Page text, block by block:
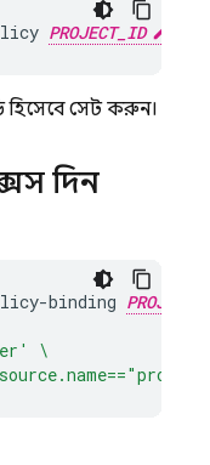
PROJECT_ID
হিসেবে সেট করুন।
দিন
binding
\